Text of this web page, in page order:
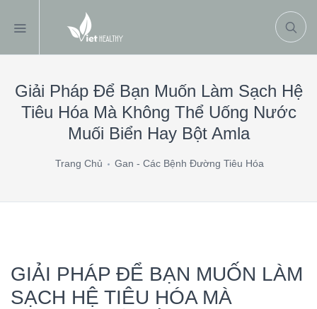
Giải Pháp Để Bạn Muốn Làm Sạch Hệ
Tiêu Hóa Mà Không Thể Uống Nước
Muối Biển Hay Bột Amla
Trang Chủ Gan - Các Bệnh Đường Tiêu Hóa
GIẢI PHÁP ĐỂ BẠN MUỐN LÀM
SẠCH HỆ TIÊU HÓA MÀ